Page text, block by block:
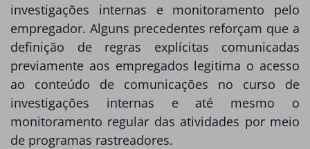
investigações internas e monitoramento pelo
empregador. Alguns precedentes reforçam que a
definição de regras explícitas comunicadas
previamente aos empregados legitima o acesso
ao conteúdo de comunicações no curso de
investigações internas e até mesmo o
monitoramento regular das atividades por meio
de programas rastreadores.